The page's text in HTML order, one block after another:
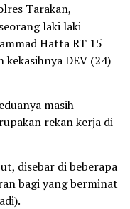
Tarakan,
laki laki
Hatta RT 15
DEV (24)
masih
rekan kerja di
disebar di beberapa
bagi yang berminat